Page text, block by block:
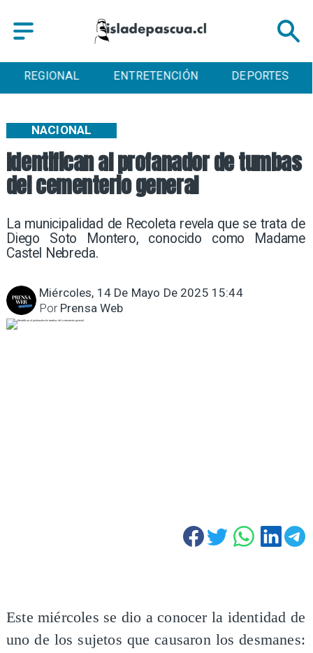
REGIONAL ENTRETENCIÓN DEPORTES
Identifican al profanador de tumbas
del cementerio general
La municipalidad de Recoleta revela que se trata de
Diego Soto Montero, conocido como Madame
Castel Nebreda.
NACIONAL
Miércoles, 14 De Mayo De 2025 15:44
Prensa Web
Por
Este miércoles se dio a conocer la identidad de
uno de los sujetos que causaron los desmanes: